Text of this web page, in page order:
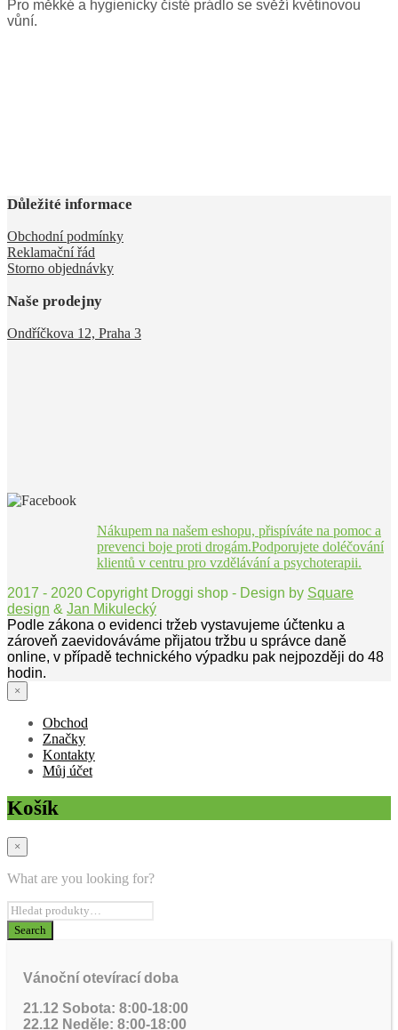
Pro měkké a hygienicky čisté prádlo se svěží květinovou
vůní.
Důležité informace
Obchodní podmínky
Reklamační řád
Storno objednávky
Naše prodejny
Ondříčkova 12, Praha 3
Nákupem na našem eshopu, přispíváte na pomoc a
prevenci boje proti drogám.Podporujete doléčování
klientů v centru pro vzdělávání a psychoterapii.
2017 - 2020 Copyright Droggi shop - Design by Square
design & Jan Mikulecký
Podle zákona o evidenci tržeb vystavujeme účtenku a
zároveň zaevidováváme přijatou tržbu u správce daně
online, v případě technického výpadku pak nejpozději do 48
hodin.
×
Obchod
Značky
Kontakty
Můj účet
Košík
×
What are you looking for?
Vánoční otevírací doba
21.12 Sobota: 8:00-18:00
22.12 Neděle: 8:00-18:00